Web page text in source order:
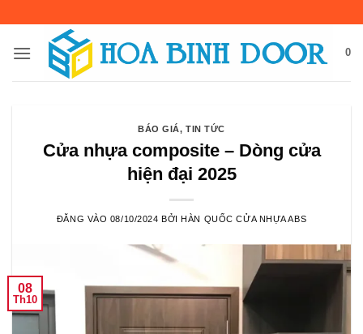
nội
0
BÁO GIÁ,TIN TỨC
Cửa nhựa composite – Dòng cửa
hiện đại 2025
ĐĂNG VÀO 08/10/2024 BỞIHÀN QUỐC CỬA NHỰA ABS
08
Th10